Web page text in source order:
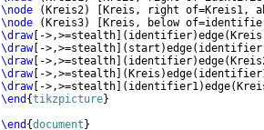
\node
( Kreis2)
Kreis, right of=Kreis1,
\node
( Kreis3)
Kreis, below
\draw[ ->,>=stealth ( identifier)edge( Kreis
\draw[ ->,>=stealth ( start )edge( identifier
\draw[ ->,>=stealth ( identifier)edge(
\draw[ ->,>=stealth ( Kreis )edge(
\draw[ ->,>=stealth ( identifier1)edge(
\end {tikzpicture}
\end {document }